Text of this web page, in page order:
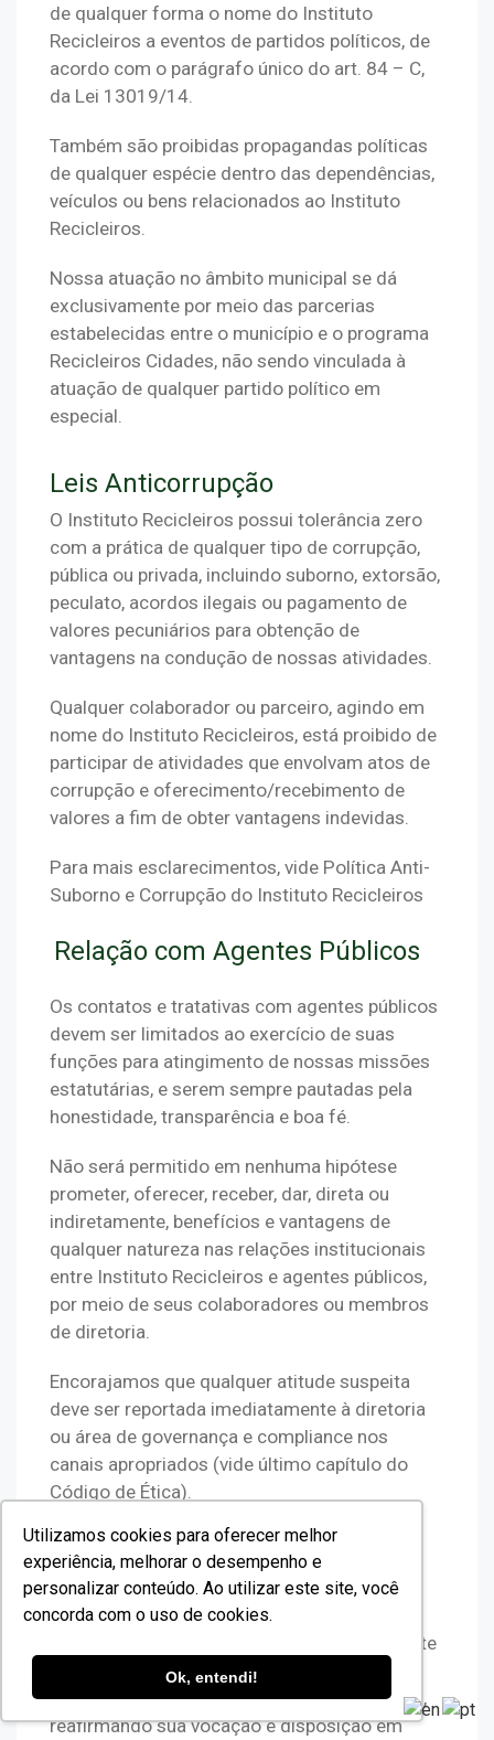
Utilizamos cookies para oferecer melhor
experiência, melhorar o desempenho e
personalizar conteúdo. Ao utilizar este site, você
concorda com o uso de cookies.
Ok, entendi!
de qualquer forma o nome do Instituto
Recicleiros a eventos de partidos políticos, de
acordo com o parágrafo único do art. 84 – C,
da Lei 13019/14.
Também são proibidas propagandas políticas
de qualquer espécie dentro das dependências,
veículos ou bens relacionados ao Instituto
Recicleiros.
Nossa atuação no âmbito municipal se dá
exclusivamente por meio das parcerias
estabelecidas entre o município e o programa
Recicleiros Cidades, não sendo vinculada à
atuação de qualquer partido político em
especial.
Leis Anticorrupção
O Instituto Recicleiros possui tolerância zero
com a prática de qualquer tipo de corrupção,
pública ou privada, incluindo suborno, extorsão,
peculato, acordos ilegais ou pagamento de
valores pecuniários para obtenção de
vantagens na condução de nossas atividades.
Qualquer colaborador ou parceiro, agindo em
nome do Instituto Recicleiros, está proibido de
participar de atividades que envolvam atos de
corrupção e oferecimento/recebimento de
valores a fim de obter vantagens indevidas.
Para mais esclarecimentos, vide Política Anti-
Suborno e Corrupção do Instituto Recicleiros
Relação com Agentes Públicos
Os contatos e tratativas com agentes públicos
devem ser limitados ao exercício de suas
funções para atingimento de nossas missões
estatutárias, e serem sempre pautadas pela
honestidade, transparência e boa fé.
Não será permitido em nenhuma hipótese
prometer, oferecer, receber, dar, direta ou
indiretamente, benefícios e vantagens de
qualquer natureza nas relações institucionais
entre Instituto Recicleiros e agentes públicos,
por meio de seus colaboradores ou membros
de diretoria.
Encorajamos que qualquer atitude suspeita
deve ser reportada imediatamente à diretoria
ou área de governança e compliance nos
canais apropriados (vide último capítulo do
Código de Ética).
Concorrentes, Associações e
Entidades de Classe
O Instituto Recicleiros reconhece o importante
papel dos congêneres, Associações e
Entidades de Classe legalmente constituídas,
reafirmando sua vocação e disposição em